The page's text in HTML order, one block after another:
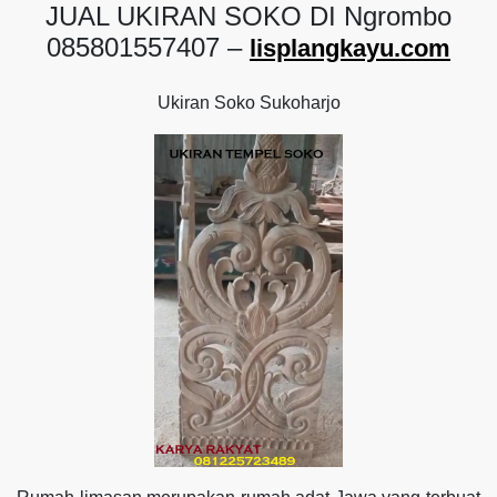
JUAL UKIRAN SOKO DI Ngrombo
085801557407 – lisplangkayu.com
Ukiran Soko Sukoharjo